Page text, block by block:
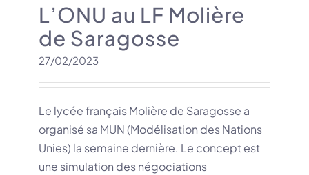
L’ONU au LF Molière
de Saragosse
27/02/2023
Le lycée français Molière de Saragosse a
organisé sa MUN (Modélisation des Nations
Unies) la semaine dernière. Le concept est
une simulation des négociations